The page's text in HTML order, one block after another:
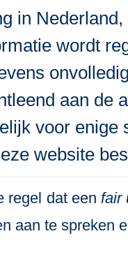
in
wordt
aan de
voor
website
regel dat een fair
aan te spreken